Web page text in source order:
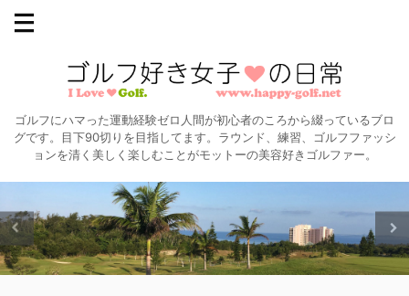
ゴルフにハマった運動経験ゼロ人間が初心者のころから綴っているブロ
グです。目下90切りを目指してます。ラウンド、練習、ゴルフファッシ
ョンを清く美しく楽しむことがモットーの美容好きゴルファー。